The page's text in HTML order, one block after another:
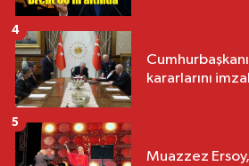
kararlarını
4
Muazzez
5